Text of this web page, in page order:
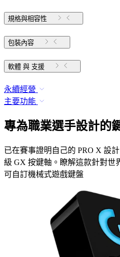
規格與相容性
包裝內容
軟體 與 支援
永續經營
主要功能
專為職業選手設計的
已在賽事證明自己的 PRO X 設
級 GX 按鍵軸。瞭解這款針對世
可自訂機械式遊戲鍵盤